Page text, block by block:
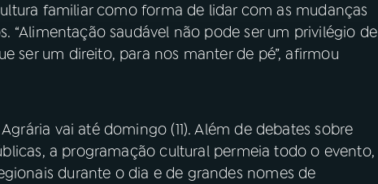
familiar como forma de lidar com as mudanças
“Alimentação saudável não pode ser um privilégio de
ser um direito, para nos manter de pé”, afirmou
vai até domingo (11). Além de debates sobre
a programação cultural permeia todo o evento,
durante o dia e de grandes nomes de